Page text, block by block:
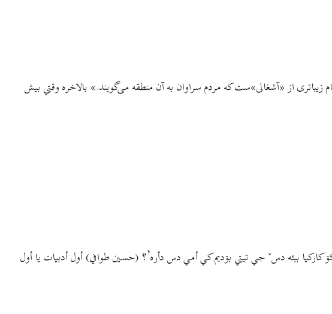
از «آشغالی»ست که مردم سراوان به آن منطقه می‌گویند.» بالاخره وقتي بیش
ببئه دسˇ جي تیتي بۊدیم کي أمي دس دأره’؟ (حسین طوافي) أول أدبيات یا أول